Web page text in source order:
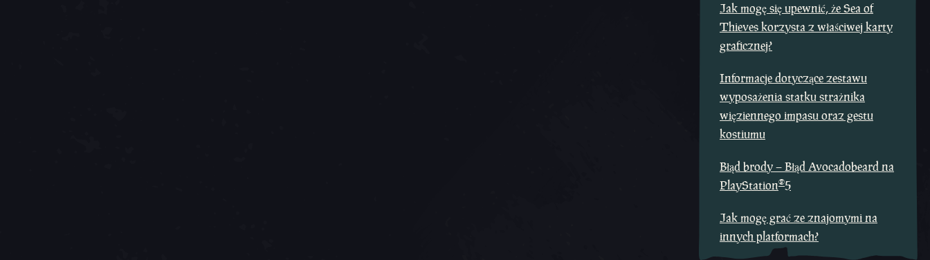
Jak mogę się upewnić, że Sea of
Thieves korzysta z właściwej karty
graficznej?
Informacje dotyczące zestawu
wyposażenia statku strażnika
więziennego impasu oraz gestu
kostiumu
Błąd brody – Błąd Avocadobeard na
PlayStation®5
Jak mogę grać ze znajomymi na
innych platformach?